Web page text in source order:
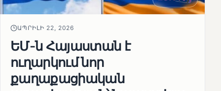
ԱՊՐԻԼԻ 22, 2026
ԵՄ-ն Հայաստան է
ուղարկում նոր
քաղաքացիական